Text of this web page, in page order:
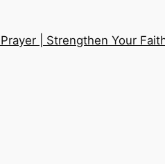
| Strengthen Your